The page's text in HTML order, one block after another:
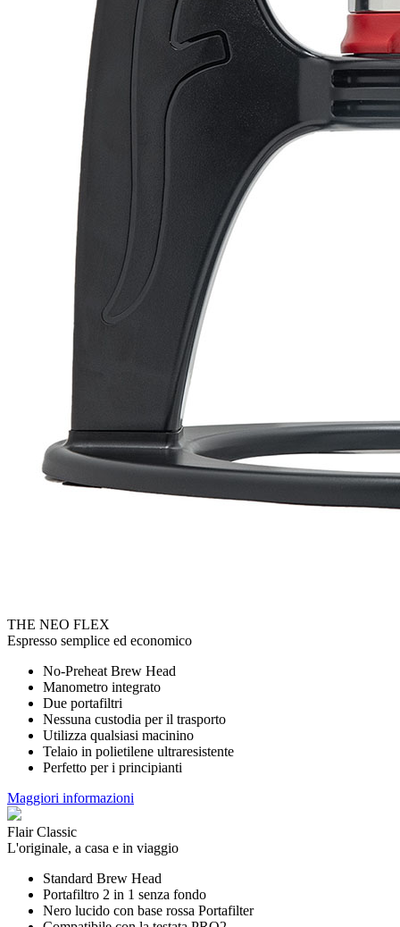
THE NEO FLEX
Espresso semplice ed economico
No-Preheat Brew Head
Manometro integrato
Due portafiltri
Nessuna custodia per il trasporto
Utilizza qualsiasi macinino
Telaio in polietilene ultraresistente
Perfetto per i principianti
Maggiori informazioni
Flair Classic
L'originale, a casa e in viaggio
Standard Brew Head
Portafiltro 2 in 1 senza fondo
Nero lucido con base rossa Portafilter